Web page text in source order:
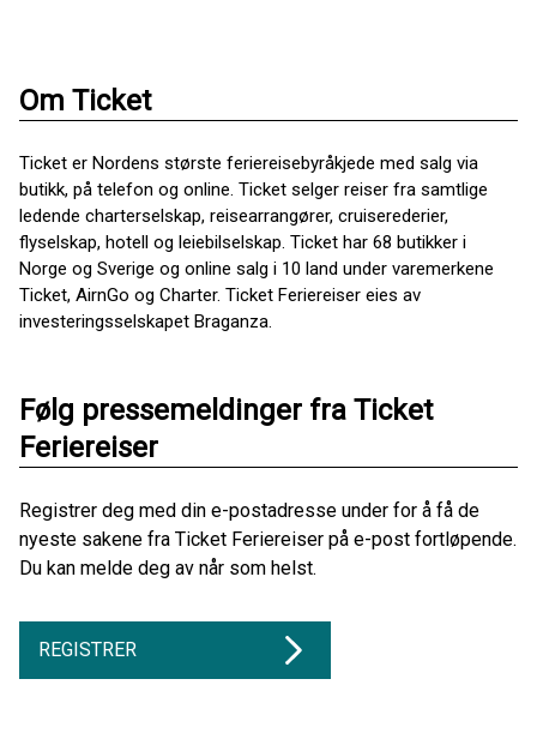
Om Ticket
Ticket er Nordens største feriereisebyråkjede med salg via
butikk, på telefon og online. Ticket selger reiser fra samtlige
ledende charterselskap, reisearrangører, cruiserederier,
flyselskap, hotell og leiebilselskap. Ticket har 68 butikker i
Norge og Sverige og online salg i 10 land under varemerkene
Ticket, AirnGo og Charter. Ticket Feriereiser eies av
investeringsselskapet Braganza.
Følg pressemeldinger fra Ticket
Feriereiser
Registrer deg med din e-postadresse under for å få de
nyeste sakene fra Ticket Feriereiser på e-post fortløpende.
Du kan melde deg av når som helst.
REGISTRER